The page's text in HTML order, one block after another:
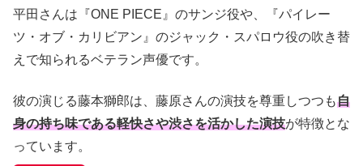
平田さんは『ONE PIECE』のサンジ役や、『パイレー
ツ・オブ・カリビアン』のジャック・スパロウ役の吹き替
えで知られるベテラン声優です。
彼の演じる藤本獅郎は、藤原さんの演技を尊重しつつも自
身の持ち味である軽快さや渋さを活かした演技が特徴とな
っています。